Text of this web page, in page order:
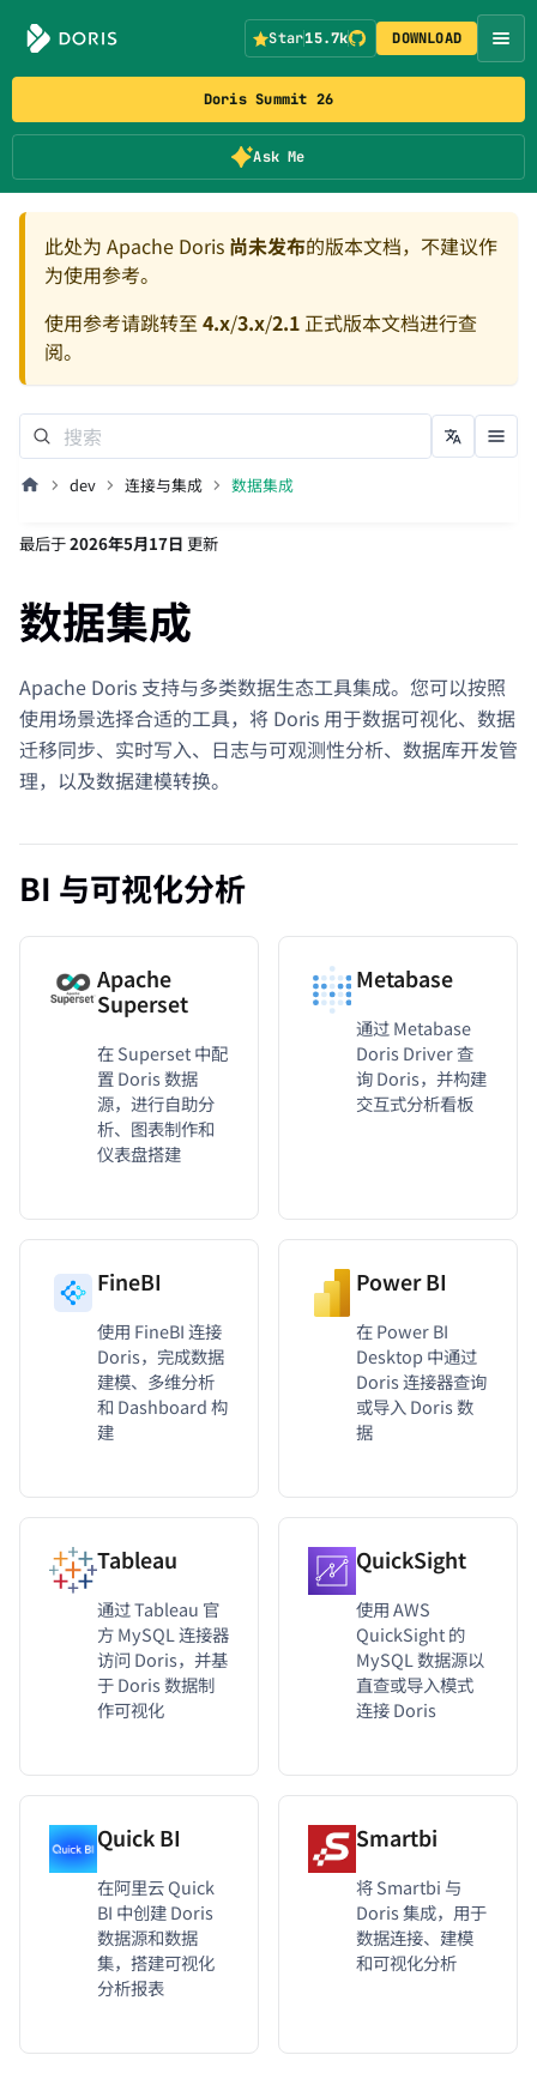
Doris Summit 26
Ask Me
Star15.7k DOWNLOAD
此处为 Apache Doris 尚未发布的版本文档，不建议作
为使用参考。
使用参考请跳转至 4.x/3.x/2.1正式版本文档进行查
阅。
dev 连接与集成 数据集成
最后于2026年5月17日 更新
数据集成
Apache Doris 支持与多类数据生态工具集成。您可以按照
使用场景选择合适的工具，将 Doris 用于数据可视化、数据
迁移同步、实时写入、日志与可观测性分析、数据库开发管
理，以及数据建模转换。
BI 与可视化分析
Apache
Superset
在 Superset 中配
置 Doris 数据
源，进行自助分
析、图表制作和
仪表盘搭建
Metabase
通过 Metabase
Doris Driver 查
询 Doris，并构建
交互式分析看板
FineBI
使用 FineBI 连接
Doris，完成数据
建模、多维分析
和 Dashboard 构
建
Power BI
在 Power BI
Desktop 中通过
Doris 连接器查询
或导入 Doris 数
据
Tableau
通过 Tableau 官
方 MySQL 连接器
访问 Doris，并基
于 Doris 数据制
作可视化
QuickSight
使用 AWS
QuickSight 的
MySQL 数据源以
直查或导入模式
连接 Doris
Quick BI
在阿里云 Quick
BI 中创建 Doris
数据源和数据
集，搭建可视化
分析报表
Smartbi
将 Smartbi 与
Doris 集成，用于
数据连接、建模
和可视化分析